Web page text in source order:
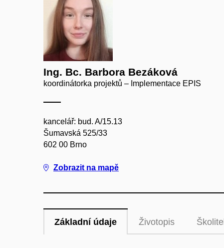
Ing. Bc. Barbora Bezáková
koordinátorka projektů – Implementace EPIS
kancelář: bud. A/15.13
Šumavská 525/33
602 00 Brno
Zobrazit na mapě
Základní údaje Životopis Školitel